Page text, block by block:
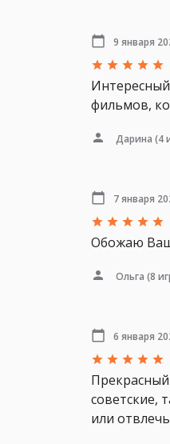
9 января
фильмов,
Дарина (4
7 января
Обожаю
Ольга (8
6 января
советские,
или